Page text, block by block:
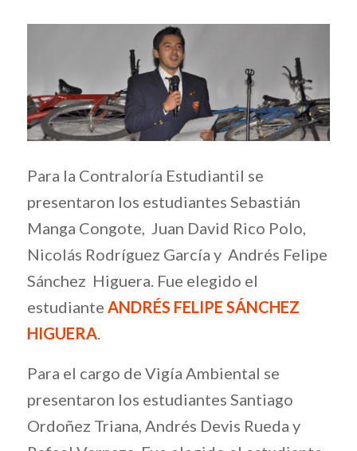
Para la Contraloría Estudiantil se
presentaron los estudiantes Sebastián
Manga Congote, Juan David Rico Polo,
Nicolás Rodríguez García y Andrés Felipe
Sánchez Higuera. Fue elegido el
estudiante ANDRÉS FELIPE SÁNCHEZ
HIGUERA.
Para el cargo de Vigía Ambiental se
presentaron los estudiantes Santiago
Ordoñez Triana, Andrés Devis Rueda y